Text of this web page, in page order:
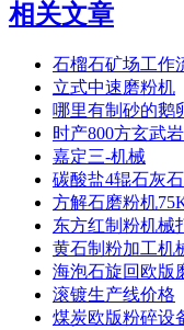
相关文章
石榴石矿场工作
立式中速磨粉机
哪里有制砂的鹅
时产800方玄武
嘉定三-机械
碳酸盐4辊石灰
方解石磨粉机
东方红制粉机械
黄石制粉加工机
海泡石旋回欧版
滚镀生产线价格
煤炭欧版粉碎设